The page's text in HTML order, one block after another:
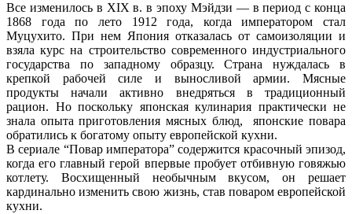
Все изменилось в XIX в. в эпоху Мэйдзи — в период с конца
1868 года по лето 1912 года, когда императором стал
Муцухито. При нем Япония отказалась от самоизоляции и
взяла курс на строительство современного индустриального
государства по западному образцу. Страна нуждалась в
крепкой рабочей силе и выносливой армии. Мясные
продукты начали активно внедряться в традиционный
рацион. Но поскольку японская кулинария практически не
знала опыта приготовления мясных блюд, японские повара
обратились к богатому опыту европейской кухни.
В сериале “Повар императора” содержится красочный эпизод,
когда его главный герой впервые пробует отбивную говяжью
котлету. Восхищенный необычным вкусом, он решает
кардинально изменить свою жизнь, став поваром европейской
кухни.